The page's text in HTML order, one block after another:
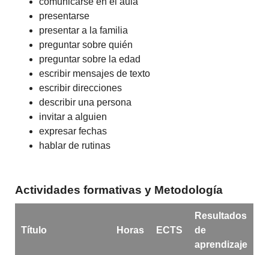
presentarse
presentar a la familia
preguntar sobre quién
preguntar sobre la edad
escribir mensajes de texto
escribir direcciones
describir una persona
invitar a alguien
expresar fechas
hablar de rutinas
Actividades formativas y Metodología
Título Horas ECTS
Resultados
de
aprendizaje